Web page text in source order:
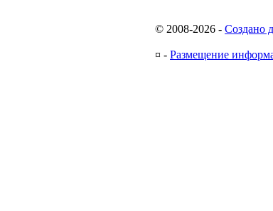
© 2008-2026 - Создано
¤ - Размещение